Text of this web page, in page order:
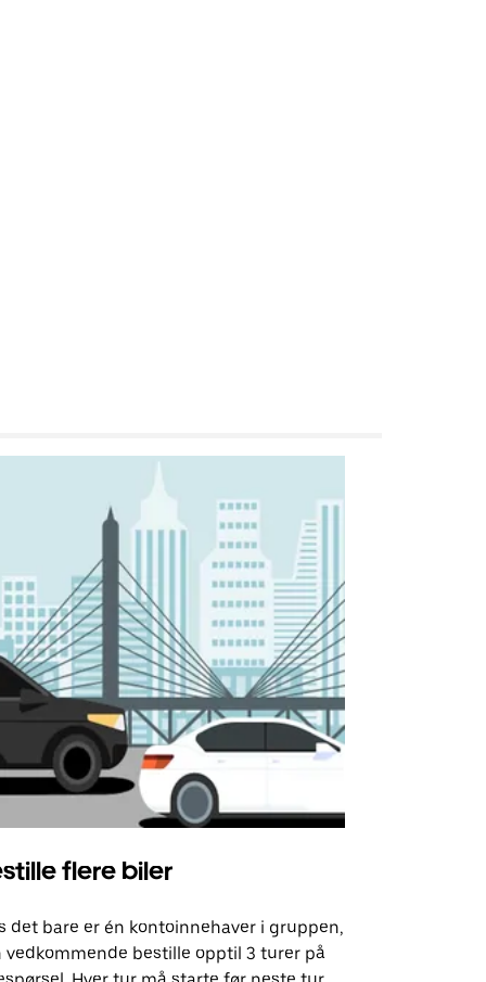
flere biler
det bare er én kontoinnehaver i gruppen,
vedkommende bestille opptil 3 turer på